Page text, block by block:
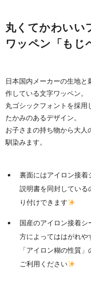
丸くてかわいい
ワッペン「もじ
日本国内メーカーの生地
作している文字ワッペン。
丸ゴシックフォントを採
たかみのあるデザイン。
お子さまの持ち物から大人
馴染みます。
裏面にはアイロン接着
説明書を同封してい
り付けできます
国産のアイロン接着
方によってははがれや
「アイロン糊の性質
ご利用ください